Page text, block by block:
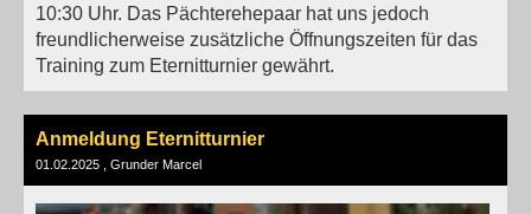
10:30 Uhr. Das Pächterehepaar hat uns jedoch
freundlicherweise zusätzliche Öffnungszeiten für das
Training zum Eternitturnier gewährt.
Anmeldung Eternitturnier
01.02.2025 , Grunder Marcel